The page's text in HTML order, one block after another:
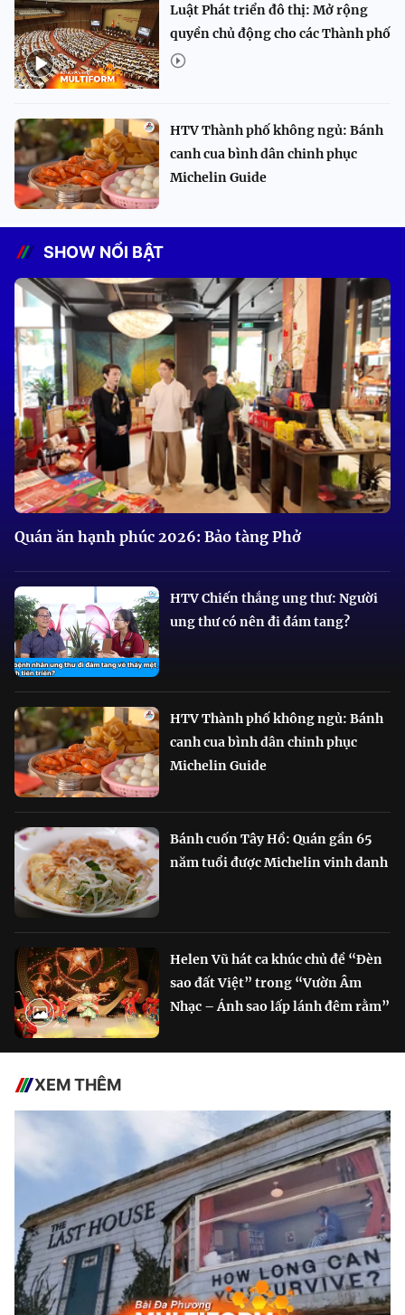
Luật Phát triển đô thị: Mở rộng
quyền chủ động cho các Thành phố
HTV Thành phố không ngủ: Bánh
canh cua bình dân chinh phục
Michelin Guide
SHOW NỔI BẬT
Quán ăn hạnh phúc 2026: Bảo tàng Phở
HTV Chiến thắng ung thư: Người
ung thư có nên đi đám tang?
HTV Thành phố không ngủ: Bánh
canh cua bình dân chinh phục
Michelin Guide
Bánh cuốn Tây Hồ: Quán gần 65
năm tuổi được Michelin vinh danh
Helen Vũ hát ca khúc chủ đề “Đèn
sao đất Việt” trong “Vườn Âm
Nhạc – Ánh sao lấp lánh đêm rằm”
XEM THÊM